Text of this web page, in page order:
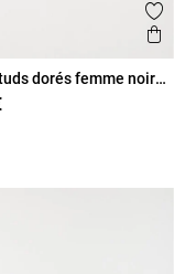
dorés femme noir